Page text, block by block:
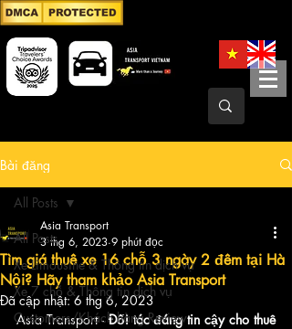
Bài đăng
All Posts
Xe Limousine & Thông tin dịch vụ
Xe 7 chỗ & Thông tin dịch vụ
Customers/Khách hàng Review
All Posts
Tìm giá thuê xe 16 chỗ 3 ngày 2 đêm tại Hà
Nội? Hãy tham khảo Asia Transport
Asia Transport
3 thg 6, 2023 9 phút đọc
Đã cập nhật:6 thg 6, 2023
Asia Transport - Đối tác đáng tin cậy cho thuê